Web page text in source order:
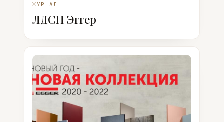
ЖУРНАЛ
ЛДСП Эггер